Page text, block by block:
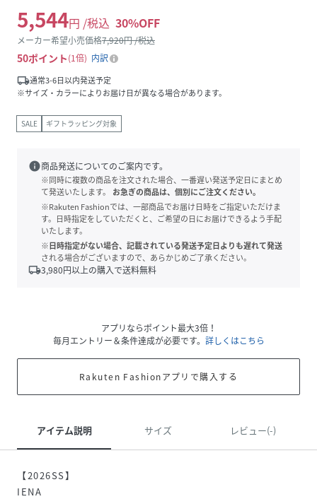
5,544円 /税込 30%OFF
メーカー希望小売価格7,920円 /税込
50ポイント 1倍
内訳
local_shipping通常3-6日以内発送予定
※サイズ・カラーによりお届け日が異なる場合があります。
SALE ギフトラッピング対象
info商品発送についてのご案内です。
※同時に複数の商品を注文された場合、一番遅い発送予定日にまとめ
て発送いたします。
お急ぎの商品は、個別にご注文ください。
※Rakuten Fashionでは、一部商品でお届け日時をご指定いただけま
す。日時指定をしていただくと、ご希望の日にお届けできるよう手配
いたします。
※日時指定がない場合、記載されている発送予定日よりも遅れて発送
される場合がございますので、あらかじめご了承ください。
local_shipping3,980円以上の購入で送料無料
アプリならポイント最大3倍！
毎月エントリー＆条件達成が必要です。 詳しくはこちら
Rakuten Fashionアプリで購入する
アイテム説明 サイズ レビュー(-)
【2026SS】
IENA